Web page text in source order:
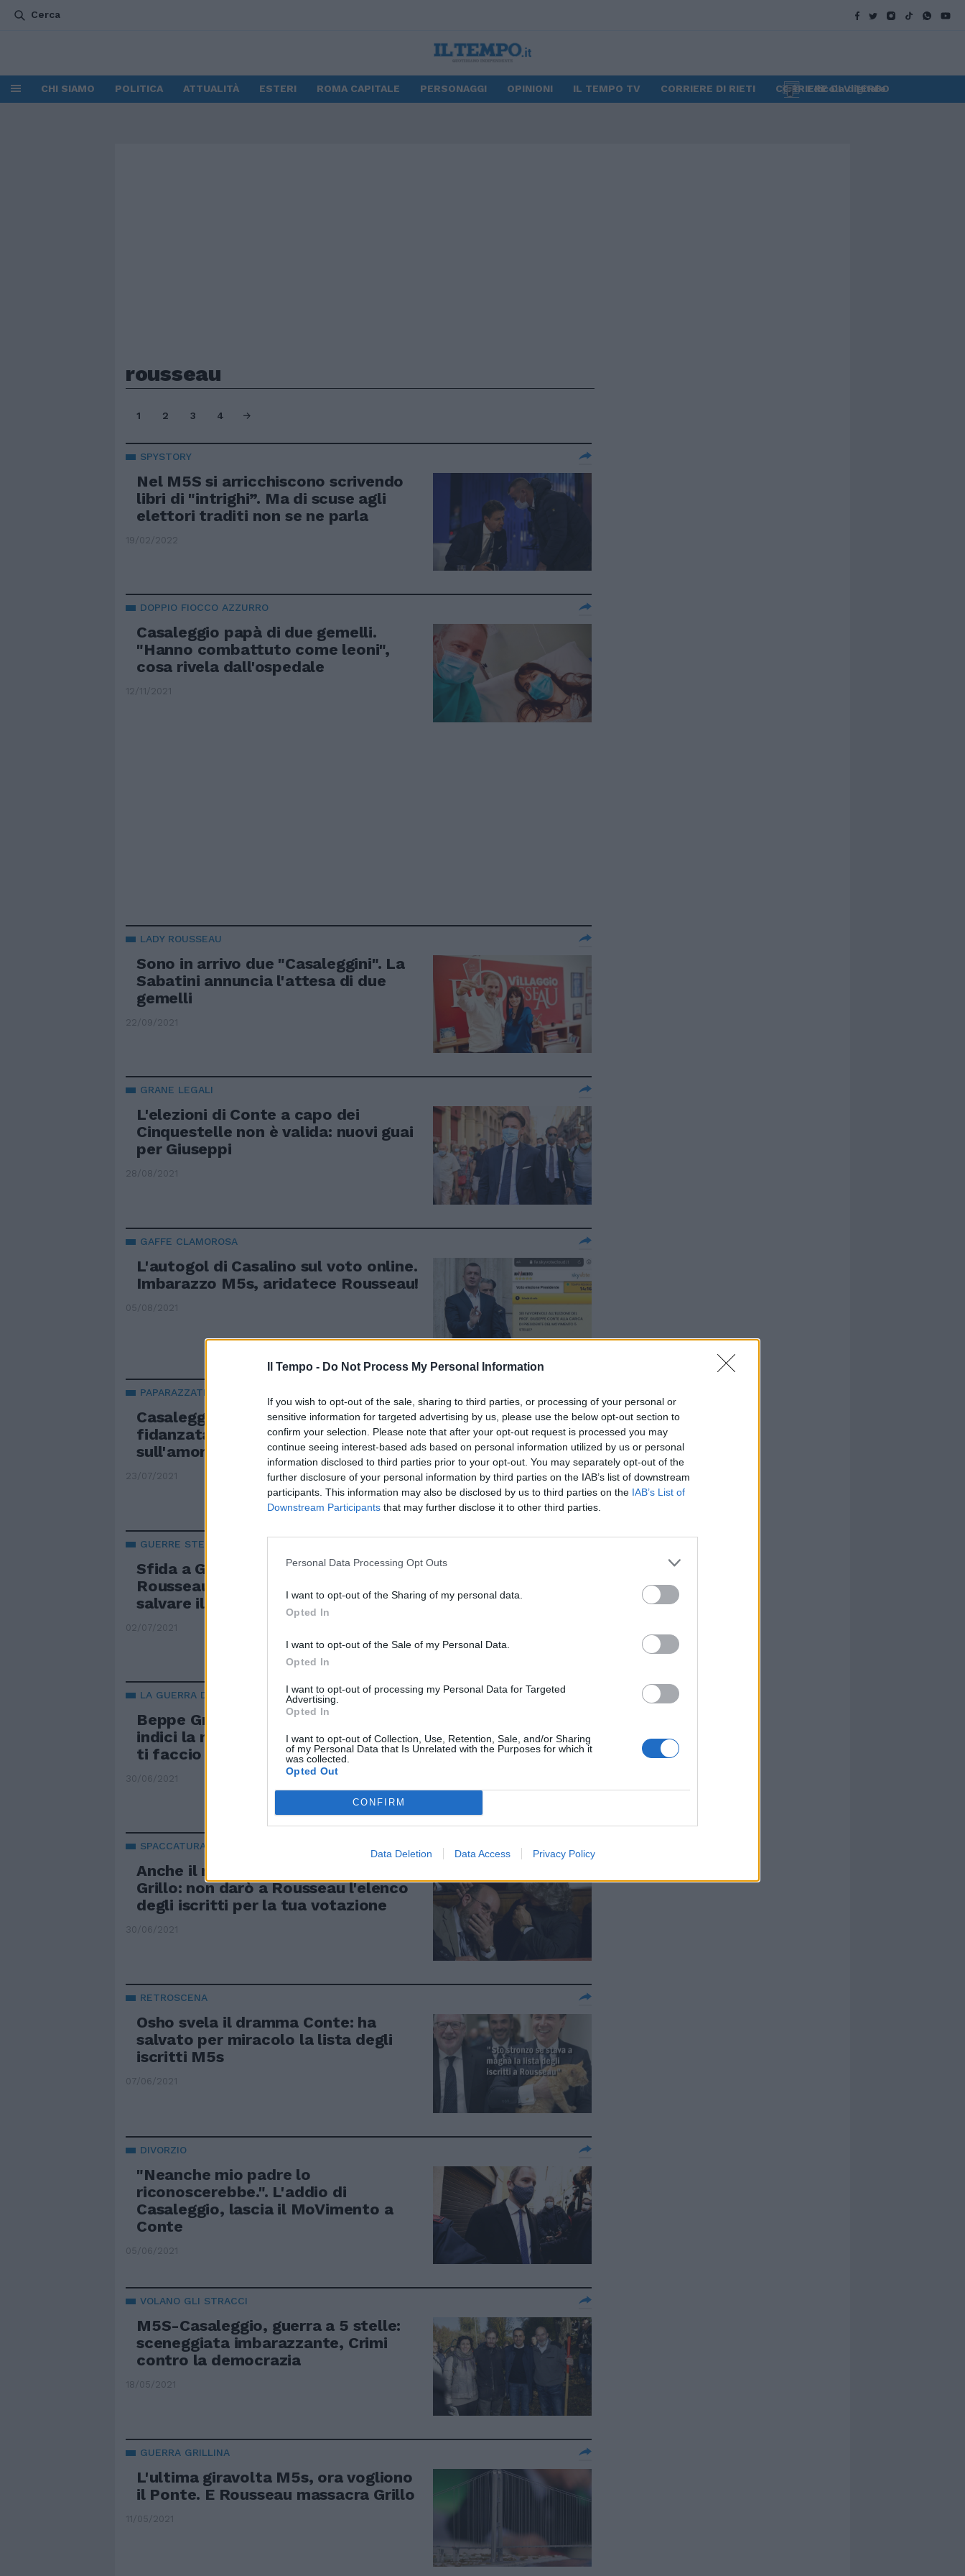
Il Tempo - Do Not Process My Personal Information
If you wish to opt-out of the sale, sharing to third parties, or processing of your personal or
sensitive information for targeted advertising by us, please use the below opt-out section to
confirm your selection. Please note that after your opt-out request is processed you may
continue seeing interest-based ads based on personal information utilized by us or personal
information disclosed to third parties prior to your opt-out. You may separately opt-out of the
further disclosure of your personal information by third parties on the IAB’s list of downstream
participants. This information may also be disclosed by us to third parties on the IAB’s List of
Downstream Participants that may further disclose it to other third parties.
Personal Data Processing Opt Outs
I want to opt-out of the Sharing of my personal data.
Opted In
I want to opt-out of the Sale of my Personal Data.
Opted In
I want to opt-out of processing my Personal Data for Targeted
Advertising.
Opted In
I want to opt-out of Collection, Use, Retention, Sale, and/or Sharing
of my Personal Data that Is Unrelated with the Purposes for which it
was collected.
Opted Out
CONFIRM
Data Deletion Data Access Privacy Policy
Cerca
CHI SIAMO POLITICA ATTUALITÀ ESTERI ROMA CAPITALE PERSONAGGI OPINIONI IL TEMPO TV CORRIERE DI RIETI CORRIERE DI VITERBO
Edicola digitale
rousseau
1 2 3 4
SPYSTORY
Nel M5S si arricchiscono scrivendo
libri di "intrighi”. Ma di scuse agli
elettori traditi non se ne parla
19/02/2022
DOPPIO FIOCCO AZZURRO
Casaleggio papà di due gemelli.
"Hanno combattuto come leoni",
cosa rivela dall'ospedale
12/11/2021
LADY ROUSSEAU
Sono in arrivo due "Casaleggini". La
Sabatini annuncia l'attesa di due
gemelli
22/09/2021
GRANE LEGALI
L'elezioni di Conte a capo dei
Cinquestelle non è valida: nuovi guai
per Giuseppi
28/08/2021
GAFFE CLAMOROSA
L'autogol di Casalino sul voto online.
Imbarazzo M5s, aridatece Rousseau!
05/08/2021
PAPARAZZATI
Casaleggio jr pizzicato con la
fidanzata: la foto toglie i dubbi
sull'amore vip
23/07/2021
GUERRE STELLARI
Sfida a Grillo: non si voterà su
Rousseau. Ma Di Maio prova a
salvare il M5S
02/07/2021
LA GUERRA DEL MOVIMENTO
Beppe Grillo minaccia Vito Crimi:
indici la mia votazione su Rousseau o
ti faccio causa
30/06/2021
SPACCATURA
Anche il mite Vito Crimi si ribella a
Grillo: non darò a Rousseau l'elenco
degli iscritti per la tua votazione
30/06/2021
RETROSCENA
Osho svela il dramma Conte: ha
salvato per miracolo la lista degli
iscritti M5s
07/06/2021
DIVORZIO
"Neanche mio padre lo
riconoscerebbe.". L'addio di
Casaleggio, lascia il MoVimento a
Conte
05/06/2021
VOLANO GLI STRACCI
M5S-Casaleggio, guerra a 5 stelle:
sceneggiata imbarazzante, Crimi
contro la democrazia
18/05/2021
GUERRA GRILLINA
L'ultima giravolta M5s, ora vogliono
il Ponte. E Rousseau massacra Grillo
11/05/2021